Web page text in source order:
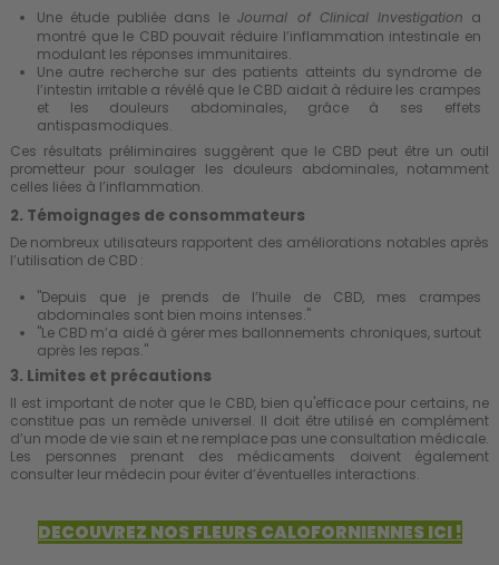
Une étude publiée dans leJournal of Clinical Investigation
a
montré que le CBD pouvait réduire l’inflammation intestinale en
modulant les réponses immunitaires.
Une autre recherche sur des patients atteints du syndrome de
l’intestin irritable a révélé que le CBD aidait à réduire les crampes
et les douleurs abdominales, grâce à ses effets
antispasmodiques.
Ces résultats préliminaires suggèrent que le CBD peut être un outil
prometteur pour soulager les douleurs abdominales, notamment
celles liées à l’inflammation.
2. Témoignages de consommateurs
De nombreux utilisateurs rapportent des améliorations notables après
l’utilisation de CBD :
"Depuis que je prends de l’huile de CBD, mes crampes
abdominales sont bien moins intenses."
"Le CBD m’a aidé à gérer mes ballonnements chroniques, surtout
après les repas."
3. Limites et précautions
Il est important de noter que le CBD, bien qu'efficace pour certains, ne
constitue pas un remède universel. Il doit être utilisé en complément
d’un mode de vie sain et ne remplace pas une consultation médicale.
Les personnes prenant des médicaments doivent également
consulter leur médecin pour éviter d’éventuelles interactions.
DECOUVREZ NOS FLEURS CALOFORNIENNES ICI !